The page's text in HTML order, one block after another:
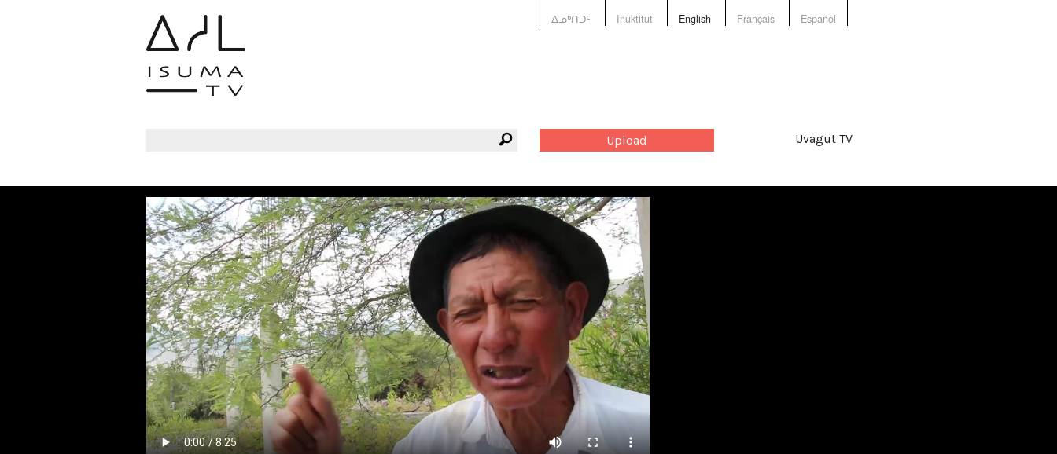
ᐃᓄᒃᑎᑐᑦ Inuktitut English Français Español
Upload Uvagut TV